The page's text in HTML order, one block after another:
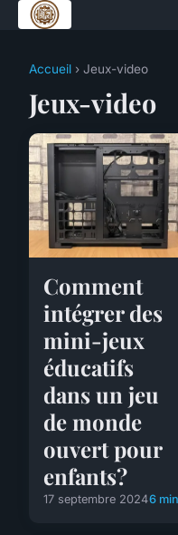
Accueil › Jeux-video
Jeux-video
Comment
intégrer des
mini-jeux
éducatifs
dans un jeu
de monde
ouvert pour
enfants?
17 septembre 20246 min